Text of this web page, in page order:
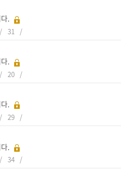
.
31
.
20
.
29
.
34